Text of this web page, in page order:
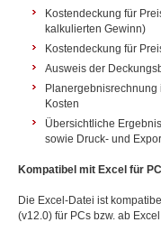
Kostendeckung für
kalkulierten Gewinn)
Kostendeckung für
Ausweis der
Kosten
Übersichtliche
sowie Druck- und
Kompatibel mit Excel für
Die Excel-Datei ist
(v12.0) für PCs bzw. ab